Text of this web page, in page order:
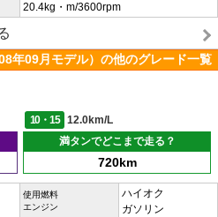
20.4kg・m/3600rpm
年09月モデル）の他のグレード一覧
10・15
12.0km/L
満タンでどこまで走る？
720km
使用燃料
エンジン
ハイオク
ガソリン